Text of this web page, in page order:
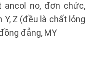
ancol no, đơn chức,
Z (đều là chất lỏng
đẳng, MY